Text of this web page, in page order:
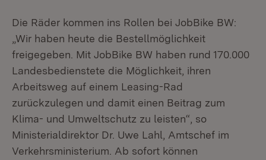
Die Räder kommen ins Rollen bei JobBike BW:
„Wir haben heute die Bestellmöglichkeit
freigegeben. Mit JobBike BW haben rund 170.000
Landesbedienstete die Möglichkeit, ihren
Arbeitsweg auf einem Leasing-Rad
zurückzulegen und damit einen Beitrag zum
Klima- und Umweltschutz zu leisten“, so
Ministerialdirektor Dr. Uwe Lahl, Amtschef im
Verkehrsministerium. Ab sofort können